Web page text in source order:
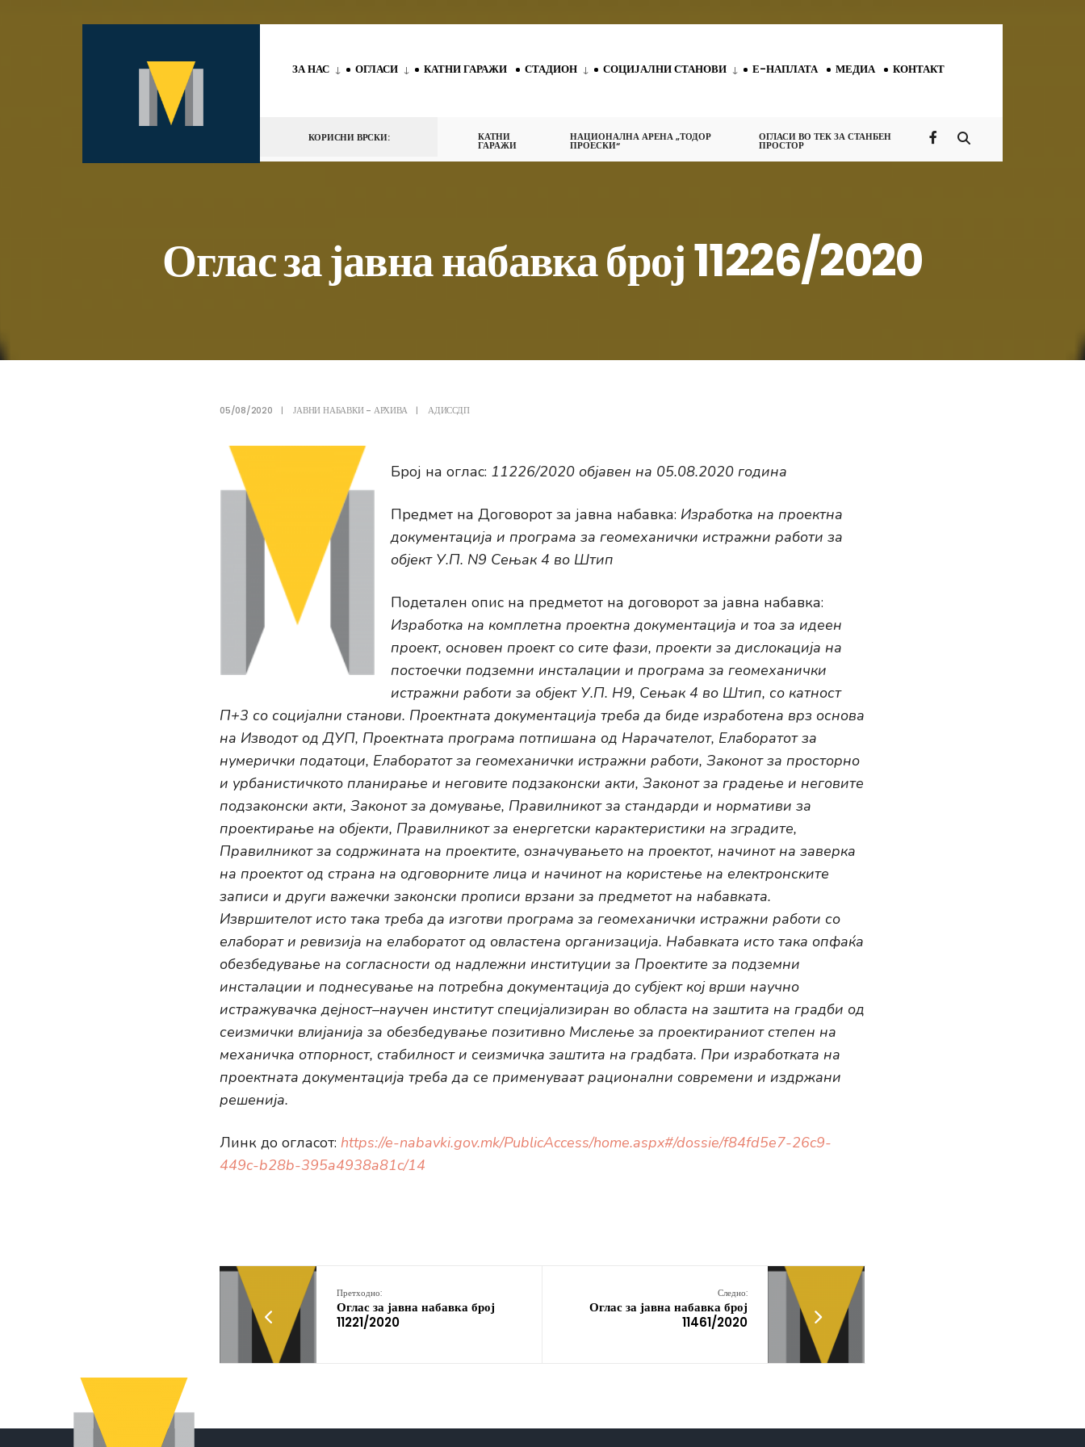
содржината
ЗА НАС ОГЛАСИ КАТНИ ГАРАЖИ СТАДИОН СОЦИЈАЛНИ СТАНОВИ Е-НАПЛАТА МЕДИА КОНТАКТ
КОРИСНИ ВРСКИ: КАТНИ
ГАРАЖИ
НАЦИОНАЛНА АРЕНА „ТОДОР
ПРОЕСКИ“
ОГЛАСИ ВО ТЕК ЗА СТАНБЕН
ПРОСТОР
Оглас за јавна набавка број 11226/2020
05/08/2020 | ЈАВНИ НАБАВКИ - АРХИВА | АДИССДП
Број на оглас: 11226/2020 објавен на 05.08.2020 година
Предмет на Договорот за јавна набавка: Изработка на проектна
документација и програма за геомеханички истражни работи за
објект У.П. N9 Сењак 4 во Штип
Подетален опис на предметот на договорот за јавна набавка:
Изработка на комплетна проектна документација и тоа за идеен
проект, основен проект со сите фази, проекти за дислокација на
постоечки подземни инсталации и програма за геомеханички
истражни работи за објект У.П. Н9, Сењак 4 во Штип, со катност
П+3 со социјални станови. Проектната документација треба да биде изработена врз основа
на Изводот од ДУП, Проектната програма потпишана од Нарачателот, Елаборатот за
нумерички податоци, Елаборатот за геомеханички истражни работи, Законот за просторно
и урбанистичкото планирање и неговите подзаконски акти, Законот за градење и неговите
подзаконски акти, Законот за домување, Правилникот за стандарди и нормативи за
проектирање на објекти, Правилникот за енергетски карактеристики на зградите,
Правилникот за содржината на проектите, означувањето на проектот, начинот на заверка
на проектот од страна на одговорните лица и начинот на користење на електронските
записи и други важечки законски прописи врзани за предметот на набавката.
Извршителот исто така треба да изготви програма за геомеханички истражни работи со
елаборат и ревизија на елаборатот од овластена организација. Набавката исто така опфаќа
обезбедување на согласности од надлежни институции за Проектите за подземни
инсталации и поднесување на потребна документација до субјект кој врши научно
истражувачка дејност–научен институт специјализиран во областа на заштита на градби од
сеизмички влијанија за обезбедување позитивно Мислење за проектираниот степен на
механичка отпорност, стабилност и сеизмичка заштита на градбата. При изработката на
проектната документација треба да се применуваат рационални современи и издржани
решенија.
Линк до огласот: https://e-nabavki.gov.mk/PublicAccess/home.aspx#/dossie/f84fd5e7-26c9-
449c-b28b-395a4938a81c/14
Претходно:
Оглас за јавна набавка број
11221/2020
Следно:
Оглас за јавна набавка број
11461/2020